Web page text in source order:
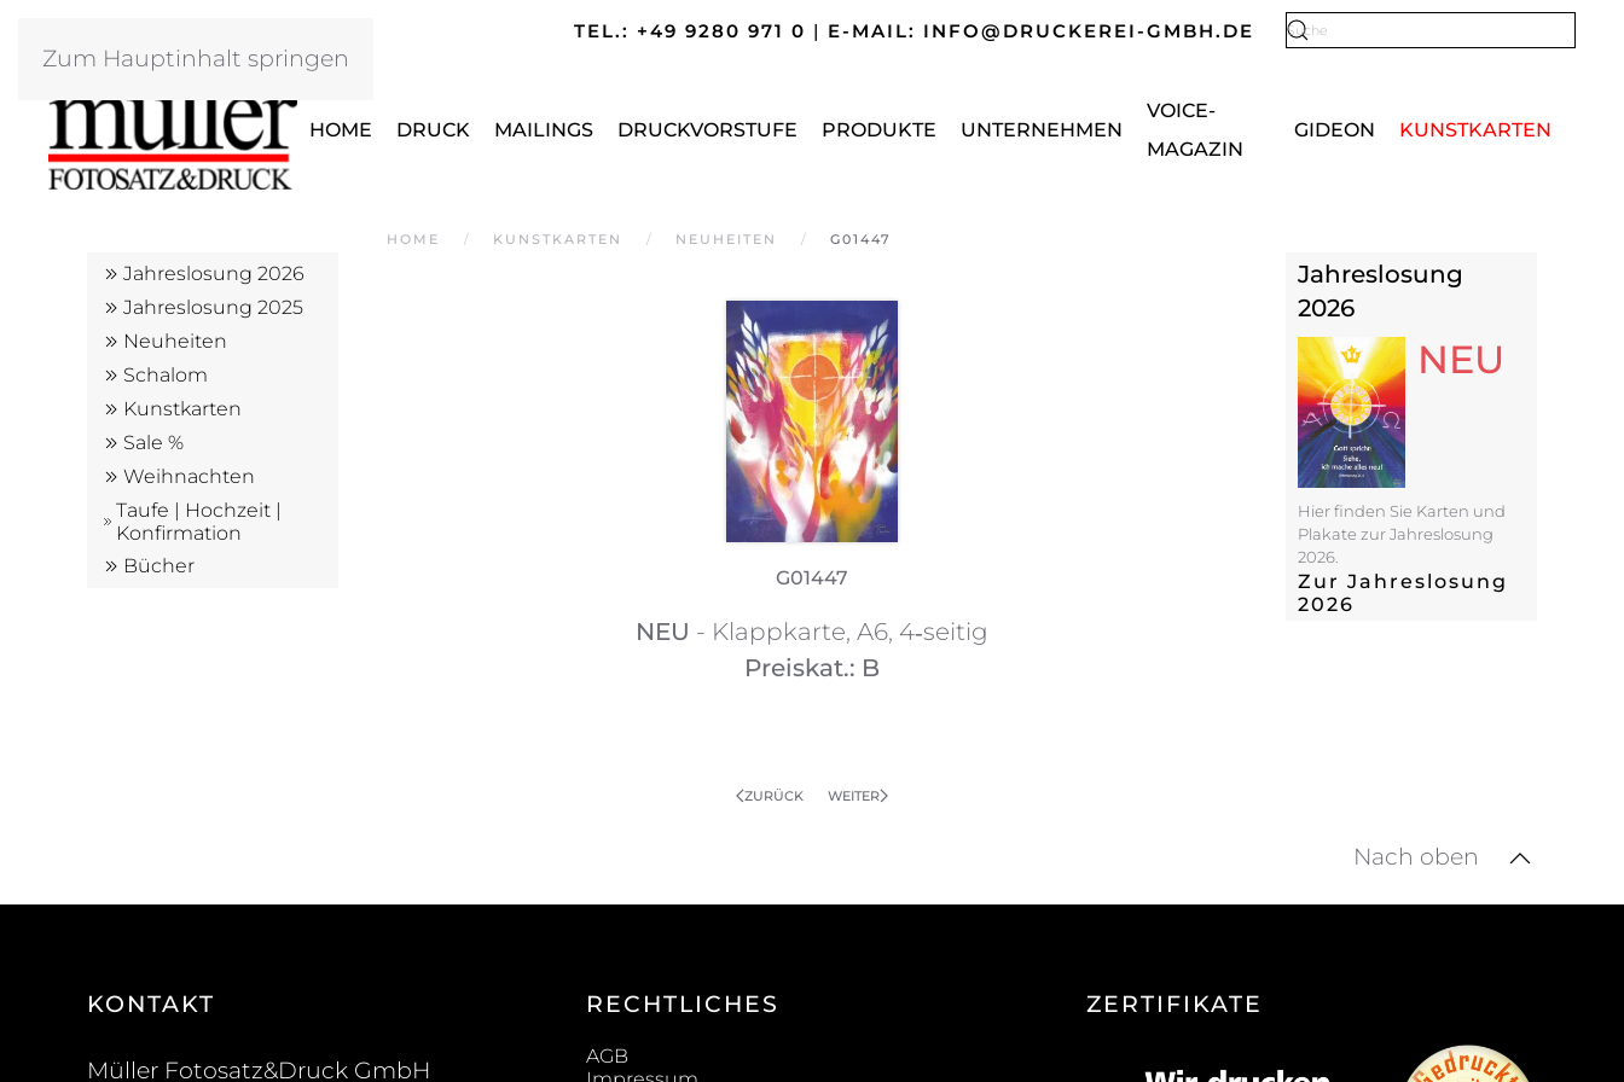
Zum Hauptinhalt springen
TEL.: +49 9280 971 0 | E-MAIL: INFO@DRUCKEREI-GMBH.DE
HOME DRUCK MAILINGS DRUCKVORSTUFE PRODUKTE UNTERNEHMEN
VOICE-
MAGAZIN
GIDEON KUNSTKARTEN
HOME KUNSTKARTEN NEUHEITEN G01447
Jahreslosung 2026
Jahreslosung 2025
Neuheiten
Schalom
Kunstkarten
Sale %
Weihnachten
Taufe | Hochzeit |
Konfirmation
Bücher
G01447
NEU - Klappkarte, A6, 4‑seitig
Preiskat.: B
ZURÜCK WEITER
Jahreslosung
2026
NEU
Hier finden Sie Karten und
Plakate zur Jahreslosung
2026.
Zur Jahreslosung
2026
Nach oben
KONTAKT
Müller Fotosatz&Druck GmbH
RECHTLICHES
AGB
ZERTIFIKATE